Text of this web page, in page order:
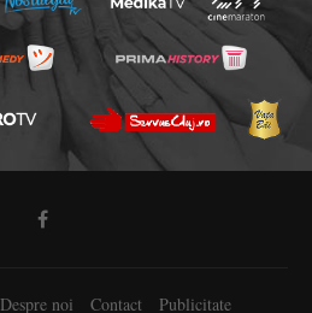
Despre noi Contact Publicitate